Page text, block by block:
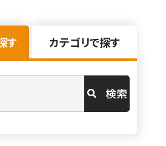
す カテゴリで探す
検索